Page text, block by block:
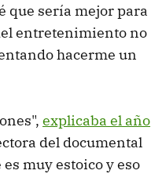
que sería mejor para
entretenimiento no
hacerme un
explicaba el año
del documental
muy estoico y eso